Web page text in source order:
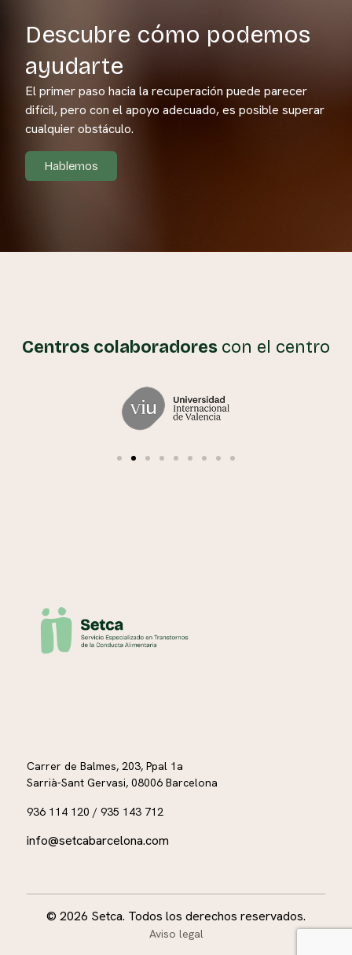
Descubre cómo podemos
ayudarte
El primer paso hacia la recuperación puede parecer
difícil, pero con el apoyo adecuado, es posible superar
cualquier obstáculo.
Hablemos
Centros colaboradores con el centro
Carrer de Balmes, 203, Ppal 1a
Sarrià-Sant Gervasi, 08006 Barcelona
936 114 120 / 935 143 712
info@setcabarcelona.com
© 2026 Setca. Todos los derechos reservados.
Aviso legal